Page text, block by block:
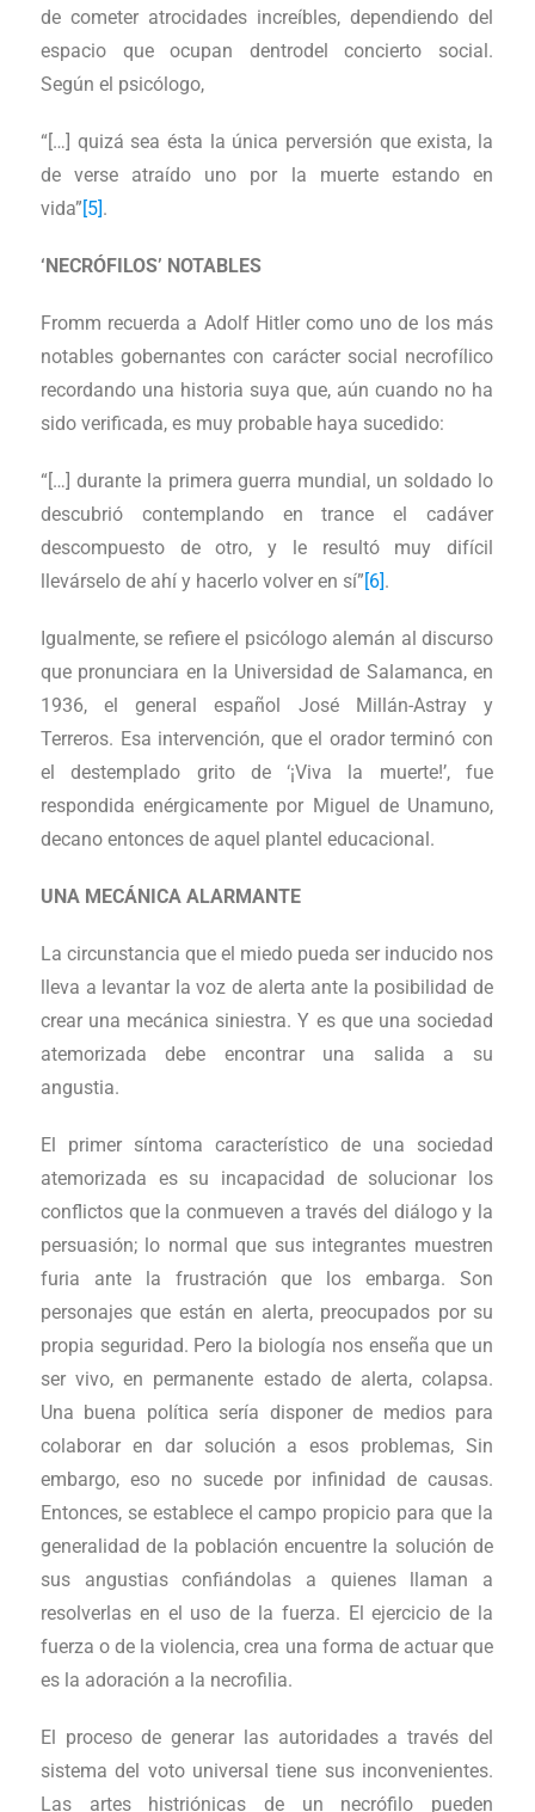
de cometer atrocidades increíbles, dependiendo del
espacio que ocupan dentrodel concierto social.
Según el psicólogo,
“[…] quizá sea ésta la única perversión que exista, la
de verse atraído uno por la muerte estando en
vida”[5].
‘NECRÓFILOS’ NOTABLES
Fromm recuerda a Adolf Hitler como uno de los más
notables gobernantes con carácter social necrofílico
recordando una historia suya que, aún cuando no ha
sido verificada, es muy probable haya sucedido:
“[…] durante la primera guerra mundial, un soldado lo
descubrió contemplando en trance el cadáver
descompuesto de otro, y le resultó muy difícil
llevárselo de ahí y hacerlo volver en sí”[6].
Igualmente, se refiere el psicólogo alemán al discurso
que pronunciara en la Universidad de Salamanca, en
1936, el general español José Millán-Astray y
Terreros. Esa intervención, que el orador terminó con
el destemplado grito de ‘¡Viva la muerte!’, fue
respondida enérgicamente por Miguel de Unamuno,
decano entonces de aquel plantel educacional.
UNA MECÁNICA ALARMANTE
La circunstancia que el miedo pueda ser inducido nos
lleva a levantar la voz de alerta ante la posibilidad de
crear una mecánica siniestra. Y es que una sociedad
atemorizada debe encontrar una salida a su
angustia.
El primer síntoma característico de una sociedad
atemorizada es su incapacidad de solucionar los
conflictos que la conmueven a través del diálogo y la
persuasión; lo normal que sus integrantes muestren
furia ante la frustración que los embarga. Son
personajes que están en alerta, preocupados por su
propia seguridad. Pero la biología nos enseña que un
ser vivo, en permanente estado de alerta, colapsa.
Una buena política sería disponer de medios para
colaborar en dar solución a esos problemas, Sin
embargo, eso no sucede por infinidad de causas.
Entonces, se establece el campo propicio para que la
generalidad de la población encuentre la solución de
sus angustias confiándolas a quienes llaman a
resolverlas en el uso de la fuerza. El ejercicio de la
fuerza o de la violencia, crea una forma de actuar que
es la adoración a la necrofilia.
El proceso de generar las autoridades a través del
sistema del voto universal tiene sus inconvenientes.
Las artes histriónicas de un necrófilo pueden